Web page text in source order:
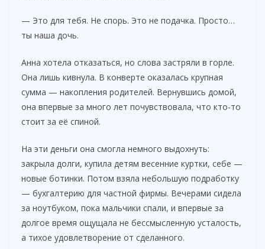
— Это для тебя. Не спорь. Это не подачка. Просто…
ты наша дочь.
Анна хотела отказаться, но слова застряли в горле.
Она лишь кивнула. В конверте оказалась крупная
сумма — накопления родителей. Вернувшись домой,
она впервые за много лет почувствовала, что кто-то
стоит за её спиной.
На эти деньги она смогла немного выдохнуть:
закрыла долги, купила детям весенние куртки, себе —
новые ботинки. Потом взяла небольшую подработку
— бухгалтерию для частной фирмы. Вечерами сидела
за ноутбуком, пока мальчики спали, и впервые за
долгое время ощущала не бессмысленную усталость,
а тихое удовлетворение от сделанного.